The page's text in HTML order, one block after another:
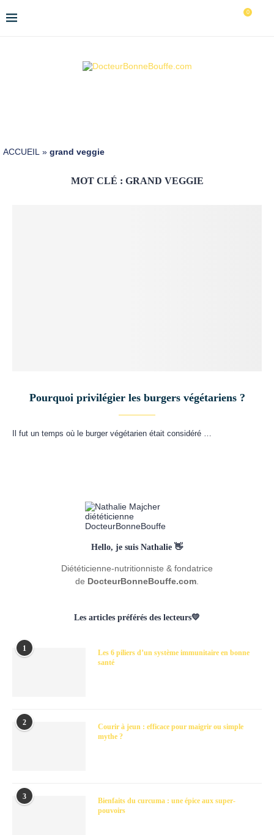
0
ACCUEIL » grand veggie
MOT CLÉ : GRAND VEGGIE
Pourquoi privilégier les burgers végétariens ?
Il fut un temps où le burger végétarien était considéré …
Hello, je suis Nathalie 👋
Diététicienne-nutritionniste & fondatrice
de DocteurBonneBouffe.com
Les articles préférés des lecteurs💛
1
Les 6 piliers d’un système immunitaire en bonne
santé
2
Courir à jeun : efficace pour maigrir ou simple
mythe ?
3
Bienfaits du curcuma : une épice aux super-
pouvoirs